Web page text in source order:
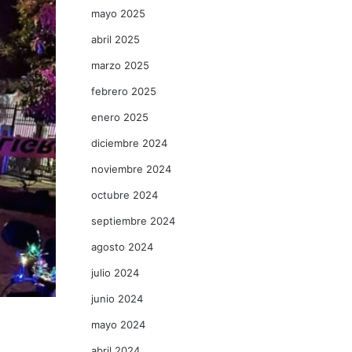
mayo 2025
abril 2025
marzo 2025
febrero 2025
enero 2025
diciembre 2024
noviembre 2024
octubre 2024
septiembre 2024
agosto 2024
julio 2024
junio 2024
mayo 2024